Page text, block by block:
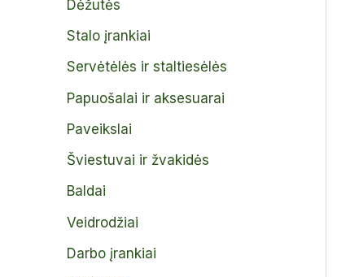
Dėžutės
Stalo įrankiai
Servėtėlės ir staltiesėlės
Papuošalai ir aksesuarai
Paveikslai
Šviestuvai ir žvakidės
Baldai
Veidrodžiai
Darbo įrankiai